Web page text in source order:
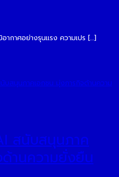
กาศอย่างรุนแรง ความเปร […]
สนับสนุนภาค
านความยั่งยืน